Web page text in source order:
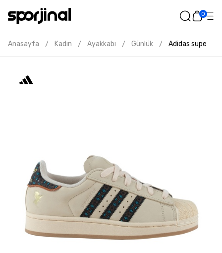
0
Anasayfa / Kadın / Ayakkabı / Günlük / Adidas superstar